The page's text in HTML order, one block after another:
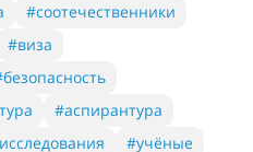
#соотечественники
#виза
#аспирантура
#учёные